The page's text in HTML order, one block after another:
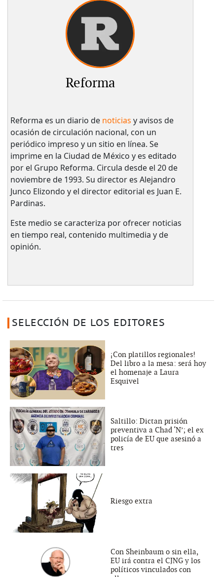
Reforma
Reforma es un diario de noticias y avisos de
ocasión de circulación nacional, con un
periódico impreso y un sitio en línea. Se
imprime en la Ciudad de México y es editado
por el Grupo Reforma. Circula desde el 20 de
noviembre de 1993. Su director es Alejandro
Junco Elizondo y el director editorial es Juan E.
Pardinas.
Este medio se caracteriza por ofrecer noticias
en tiempo real, contenido multimedia y de
opinión.
SELECCIÓN DE LOS EDITORES
¡Con platillos regionales!
Del libro a la mesa: será hoy
el homenaje a Laura
Esquivel
Saltillo: Dictan prisión
preventiva a Chad ‘N’; el ex
policía de EU que asesinó a
tres
Riesgo extra
Con Sheinbaum o sin ella,
EU irá contra el CJNG y los
políticos vinculados con